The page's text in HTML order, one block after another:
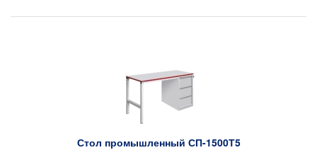
Стол промышленный СП-1500Т5